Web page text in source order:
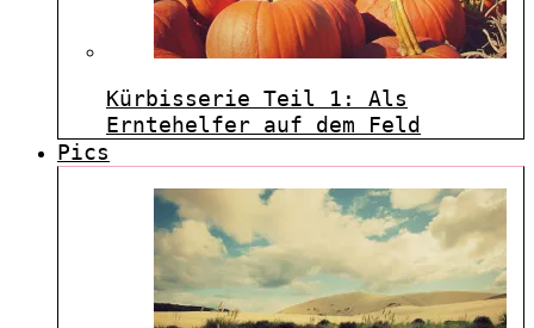
Kürbisserie Teil 1: Als
Erntehelfer auf dem Feld
Pics